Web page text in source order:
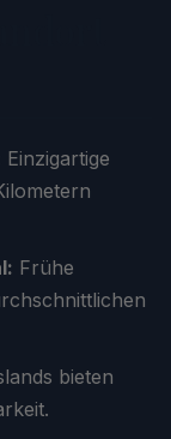
Einzigartige
Frühe
bieten